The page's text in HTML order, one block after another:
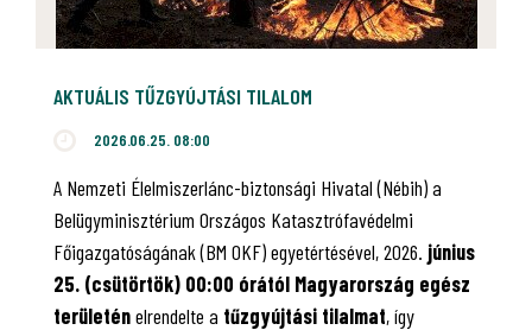
AKTUÁLIS TŰZGYÚJTÁSI TILALOM
2026.06.25. 08:00
A Nemzeti Élelmiszerlánc-biztonsági Hivatal (Nébih) a
Belügyminisztérium Országos Katasztrófavédelmi
Főigazgatóságának (BM OKF) egyetértésével, 2026. június
25. (csütörtök) 00:00 órától Magyarország egész
területénelrendelte a tűzgyújtási tilalmat, így